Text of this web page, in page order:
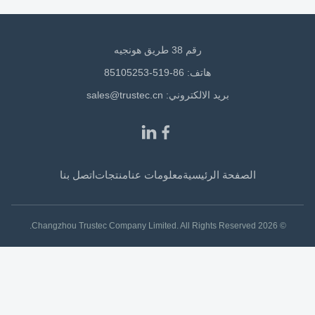
هاتف: 86-519-85105253
بريد الالكتروني: sales@trustec.cn
الصفحة الرئيسيةمعلومات عنامنتجاتاتصل بنا